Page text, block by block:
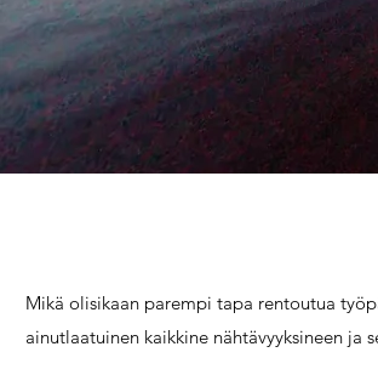
Mikä olisikaan parempi tapa rentoutua
ainutlaatuinen kaikkine nähtävyyksineen